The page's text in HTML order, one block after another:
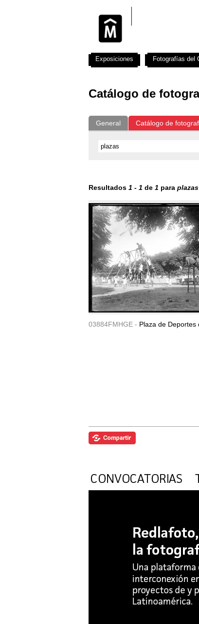
Catálogo de
General Catálogo de
Resultados 1 - 1 de 1 para plazas
03884FMHGE - Plaza de Deportes
Exposiciones Fotografías del